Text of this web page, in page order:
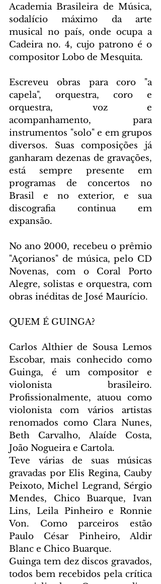
Academia Brasileira de Música,
sodalício máximo da arte
musical no país, onde ocupa a
Cadeira no. 4, cujo patrono é o
compositor Lobo de Mesquita.
Escreveu obras para coro "a
capela", orquestra, coro e
orquestra, voz e
acompanhamento, para
instrumentos "solo" e em grupos
diversos. Suas composições já
ganharam dezenas de gravações,
está sempre presente em
programas de concertos no
Brasil e no exterior, e sua
discografia continua em
expansão.
No ano 2000, recebeu o prêmio
"Açorianos" de música, pelo CD
Novenas, com o Coral Porto
Alegre, solistas e orquestra, com
obras inéditas de José Maurício.
QUEM É GUINGA?
Carlos Althier de Sousa Lemos
Escobar, mais conhecido como
Guinga, é um compositor e
violonista brasileiro.
Profissionalmente, atuou como
violonista com vários artistas
renomados como Clara Nunes,
Beth Carvalho, Alaíde Costa,
João Nogueira e Cartola.
Teve várias de suas músicas
gravadas por Elis Regina, Cauby
Peixoto, Michel Legrand, Sérgio
Mendes, Chico Buarque, Ivan
Lins, Leila Pinheiro e Ronnie
Von. Como parceiros estão
Paulo César Pinheiro, Aldir
Blanc e Chico Buarque.
Guinga tem dez discos gravados,
todos bem recebidos pela crítica